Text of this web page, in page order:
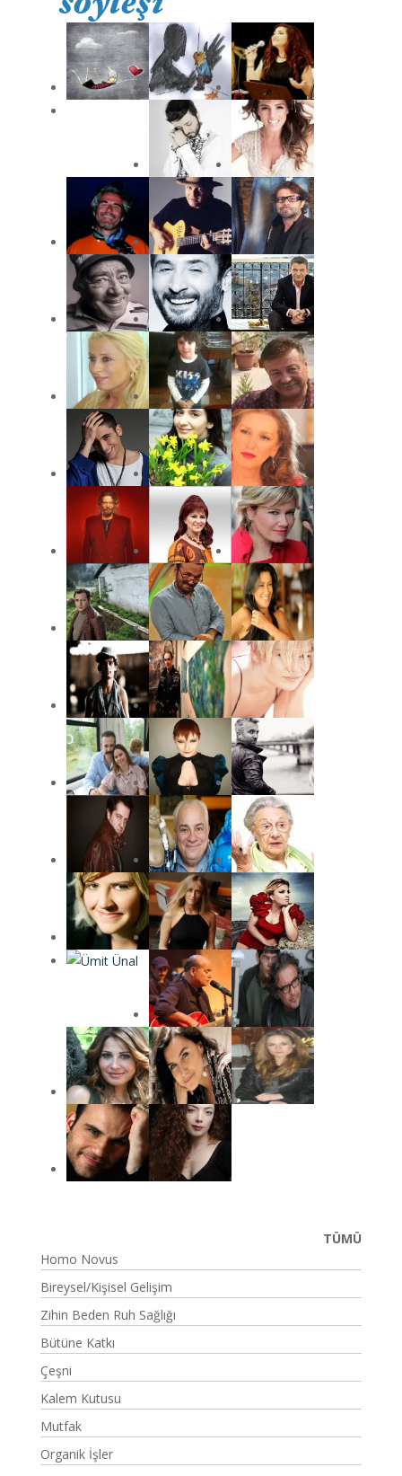
TÜMÜ
Homo Novus
Bireysel/Kişisel Gelişim
Zihin Beden Ruh Sağlığı
Bütüne Katkı
Çeşni
Kalem Kutusu
Mutfak
Organik İşler